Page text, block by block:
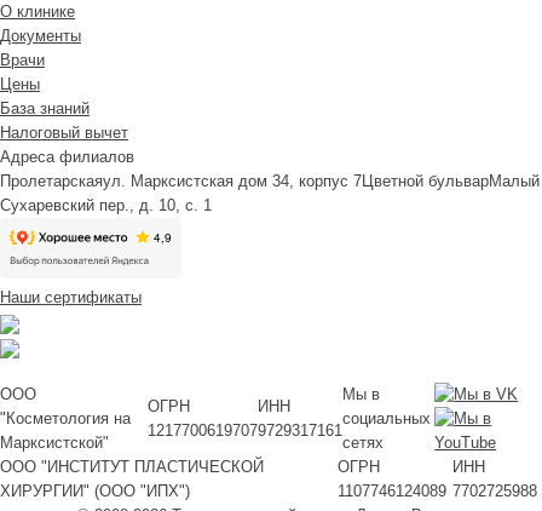
О клинике
Документы
Врачи
Цены
База знаний
Налоговый вычет
Адреса филиалов
Пролетарскаяул. Марксистская дом 34, корпус 7 Цветной бульварМалый
Сухаревский пер., д. 10, с. 1
Наши сертификаты
ООО
"Косметология на
Марксистской"
ОГРН
1217700619707
ИНН
9729317161
Мы в
социальных
сетях
ООО "ИНСТИТУТ ПЛАСТИЧЕСКОЙ
ХИРУРГИИ" (ООО "ИПХ")
ОГРН
1107746124089
ИНН
7702725988